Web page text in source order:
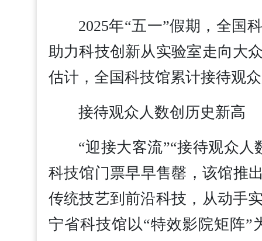
2025年“五一”假期，全国
助力科技创新从实验室走向大
估计，全国科技馆累计接待观
接待观众人数创历史新高
“迎接大客流”“接待观众
科技馆门票早早售罄，该馆推
传统技艺到前沿科技，从动手
宁省科技馆以“特效影院矩阵”